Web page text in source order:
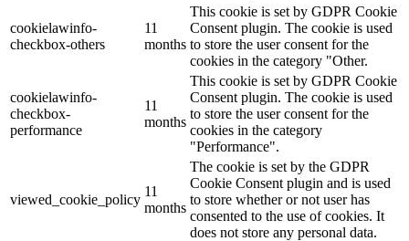
cookielawinfo-
checkbox-others
11
months
This cookie is set by GDPR Cookie
Consent plugin. The cookie is used
to store the user consent for the
cookies in the category "Other.
cookielawinfo-
checkbox-
performance
11
months
This cookie is set by GDPR Cookie
Consent plugin. The cookie is used
to store the user consent for the
cookies in the category
"Performance".
viewed_cookie_policy
11
months
The cookie is set by the GDPR
Cookie Consent plugin and is used
to store whether or not user has
consented to the use of cookies. It
does not store any personal data.